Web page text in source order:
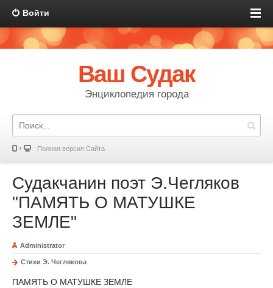
Войти
Ваш Судак
Энциклопедия города
Полная версия Сайта
Судакчанин поэт Э.Чегляков
"ПАМЯТЬ О МАТУШКЕ
ЗЕМЛЕ"
Administrator
Стихи Э. Чеглякова
ПАМЯТЬ О МАТУШКЕ ЗЕМЛЕ